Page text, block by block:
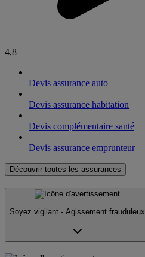
4,8
Devis assurance auto
Devis assurance habitation
Devis complémentaire santé
Devis assurance emprunteur
Découvrir toutes les assurances
Soyez vigilant - Agissement frauduleux